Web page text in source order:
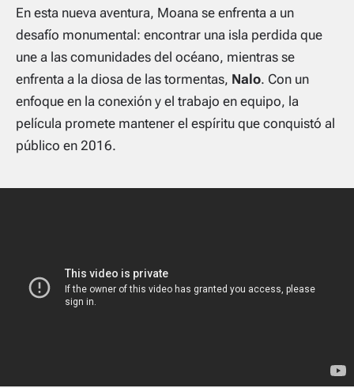
En esta nueva aventura, Moana se enfrenta a un
desafío monumental: encontrar una isla perdida que
une a las comunidades del océano, mientras se
enfrenta a la diosa de las tormentas, Nalo. Con un
enfoque en la conexión y el trabajo en equipo, la
película promete mantener el espíritu que conquistó al
público en 2016.